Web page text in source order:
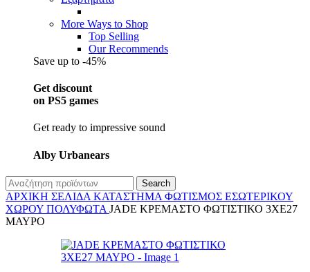
More Ways to Shop
Top Selling
Our Recommends
Save up to -45%
Get discount
on PS5 games
Get ready to impressive sound
Alby Urbanears
Search
ΑΡΧΙΚΉ ΣΕΛΊΔΑ ΚΑΤΆΣΤΗΜΑ ΦΩΤΙΣΜΌΣ ΕΣΩΤΕΡΙΚΟΎ
ΧΏΡΟΥ ΠΟΛΎΦΩΤΑ JADE ΚΡΕΜΑΣΤΟ ΦΩΤΙΣΤΙΚΟ 3XE27
ΜΑΥΡΟ